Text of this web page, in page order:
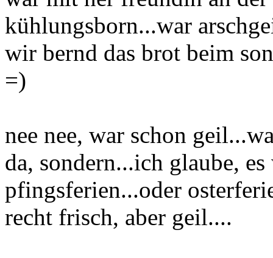
kühlungsborn...war
wir bernd das brot beim
=)
nee nee, war schon
da, sondern...ich glaube,
pfingsferien...oder
recht frisch, aber geil....